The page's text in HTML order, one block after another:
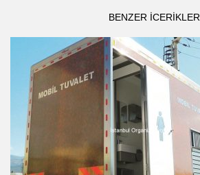
BENZER ICERIKLER